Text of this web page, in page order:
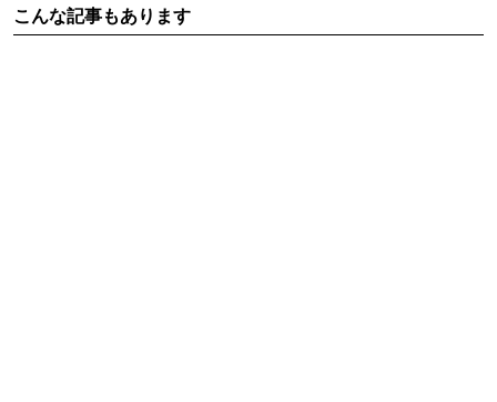
こんな記事もあります